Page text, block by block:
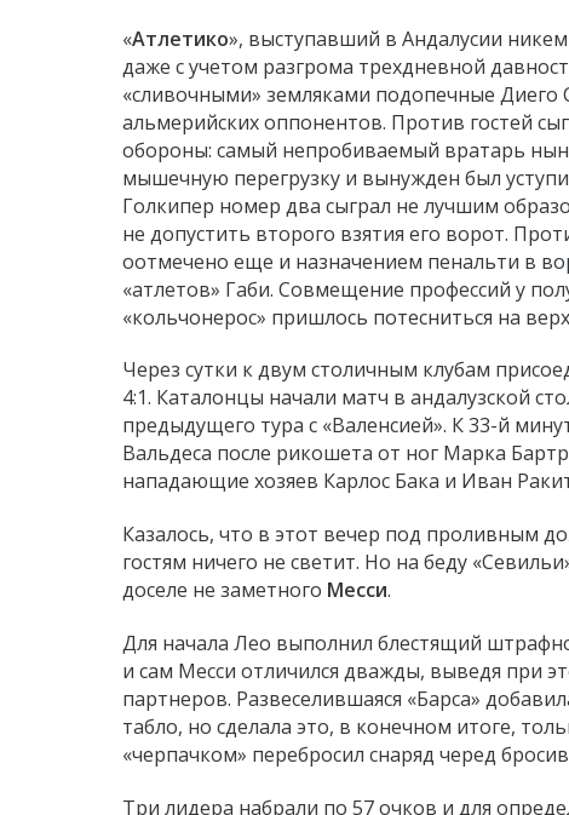
«Атлетико», выступавший в Андалусии
даже с учетом разгрома трехдневной
«сливочными» земляками подопечные
альмерийских оппонентов. Против гостей
обороны: самый непробиваемый вратарь
мышечную перегрузку и вынужден был
Голкипер номер два сыграл не лучшим
не допустить второго взятия его ворот.
оотмечено еще и назначением пенальти в
«атлетов» Габи. Совмещение профессий у
«кольчонерос» пришлось потесниться на
Через сутки к двум столичным клубам
4:1. Каталонцы начали матч в андалузской
предыдущего тура с «Валенсией». К 33-й
Вальдеса после рикошета от ног Марка
нападающие хозяев Карлос Бака и Иван
Казалось, что в этот вечер под проливным
гостям ничего не светит. Но на беду
доселе не заметного Месси.
Для начала Лео выполнил блестящий
и сам Месси отличился дважды, выведя при
партнеров. Развеселившаяся «Барса»
табло, но сделала это, в конечном итоге,
«черпачком» перебросил снаряд черед
Три лидера набрали по 57 очков и для